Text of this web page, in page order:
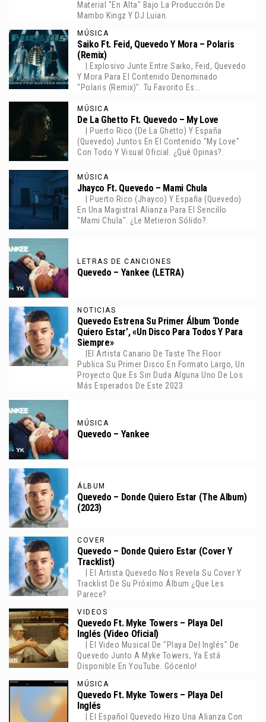
Material "En Alta" Bajo La Producción De
Mambo Kingz Y DJ Luian.
MÚSICA
Saiko Ft. Feid, Quevedo Y Mora – Polaris
(Remix)
| Explosivo Junte Entre Saiko, Feid, Quevedo
Y Mora Para El Contenido Denominado
"Polaris (Remix)". Tu Favorito Es...
MÚSICA
De La Ghetto Ft. Quevedo – My Love
| Puerto Rico (De La Ghetto) Y España
(Quevedo) Juntos En El Contenido "My Love"
Con Todo Y Visual Oficial. ¿Qué Opinas?.
MÚSICA
Jhayco Ft. Quevedo – Mami Chula
| Puerto Rico (Jhayco) Y España (Quevedo)
En Una Magistral Alianza Para El Sencillo
"Mami Chula". ¿Le Metieron Sólido?.
LETRAS DE CANCIONES
Quevedo – Yankee (LETRA)
NOTICIAS
Quevedo Estrena Su Primer Álbum ‘Donde
Quiero Estar’, «Un Disco Para Todos Y Para
Siempre»
|El Artista Canario De Taste The Floor
Publica Su Primer Disco En Formato Largo, Un
Proyecto Que Es Sin Duda Alguna Uno De Los
Más Esperados De Este 2023
MÚSICA
Quevedo – Yankee
ÁLBUM
Quevedo – Donde Quiero Estar (The Album)
(2023)
COVER
Quevedo – Donde Quiero Estar (Cover Y
Tracklist)
| El Artista Quevedo Nos Revela Su Cover Y
Tracklist De Su Próximo Álbum ¿Que Les
Parece?
VIDEOS
Quevedo Ft. Myke Towers – Playa Del
Inglés (Video Oficial)
| El Video Musical De "Playa Del Inglés" De
Quevedo Junto A Myke Towers, Ya Está
Disponible En YouTube. Gócenlo!
MÚSICA
Quevedo Ft. Myke Towers – Playa Del
Inglés
| El Español Quevedo Hizo Una Alianza Con